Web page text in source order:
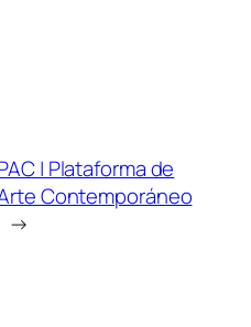
| Plataforma de
Contemporáneo
→